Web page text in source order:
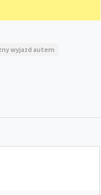
wyjazd autem